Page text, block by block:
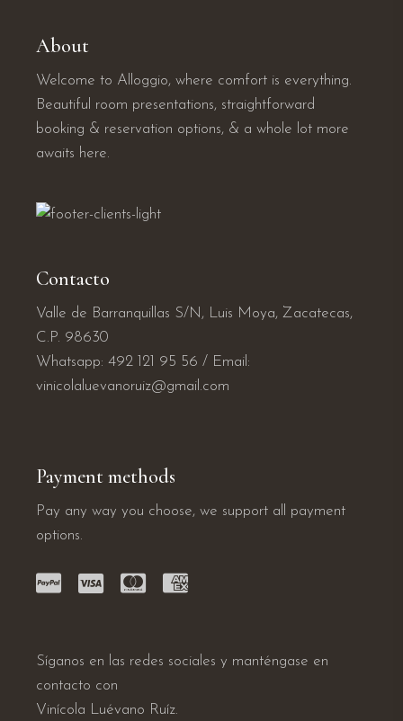
About
Welcome to Alloggio, where comfort is everything.
Beautiful room presentations, straightforward
booking & reservation options, & a whole lot more
awaits here.
Contacto
Valle de Barranquillas S/N, Luis Moya, Zacatecas,
C.P. 98630
Whatsapp: 492 121 95 56 / Email:
vinicolaluevanoruiz@gmail.com
Payment methods
Pay any way you choose, we support all payment
options.
Síganos en las redes sociales y manténgase en
contacto con
Vinícola Luévano Ruíz.